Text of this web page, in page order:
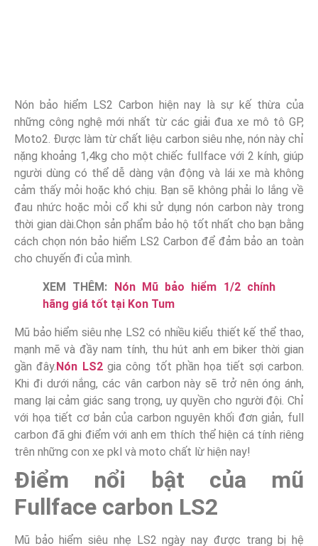
Nón bảo hiểm LS2 Carbon hiện nay là sự kế thừa của
những công nghệ mới nhất từ các giải đua xe mô tô GP,
Moto2. Được làm từ chất liệu carbon siêu nhẹ, nón này chỉ
nặng khoảng 1,4kg cho một chiếc fullface với 2 kính, giúp
người dùng có thể dễ dàng vận động và lái xe mà không
cảm thấy mỏi hoặc khó chịu. Bạn sẽ không phải lo lắng về
đau nhức hoặc mỏi cổ khi sử dụng nón carbon này trong
thời gian dài.Chọn sản phẩm bảo hộ tốt nhất cho bạn bằng
cách chọn nón bảo hiểm LS2 Carbon để đảm bảo an toàn
cho chuyến đi của mình.
XEM THÊM: Nón Mũ bảo hiểm 1/2 chính
hãng giá tốt tại Kon Tum
Mũ bảo hiểm siêu nhẹ LS2 có nhiều kiểu thiết kế thể thao,
mạnh mẽ và đầy nam tính, thu hút anh em biker thời gian
gần đây.Nón LS2gia công tốt phần họa tiết sợi carbon.
Khi đi dưới nắng, các vân carbon này sẽ trở nên óng ánh,
mang lại cảm giác sang trọng, uy quyền cho người đội. Chỉ
với họa tiết cơ bản của carbon nguyên khối đơn giản, full
carbon đã ghi điểm với anh em thích thể hiện cá tính riêng
trên những con xe pkl và moto chất lừ hiện nay!
Điểm nổi bật của mũ
Fullface carbon LS2
Mũ bảo hiểm siêu nhẹ LS2 ngày nay được trang bị hệ